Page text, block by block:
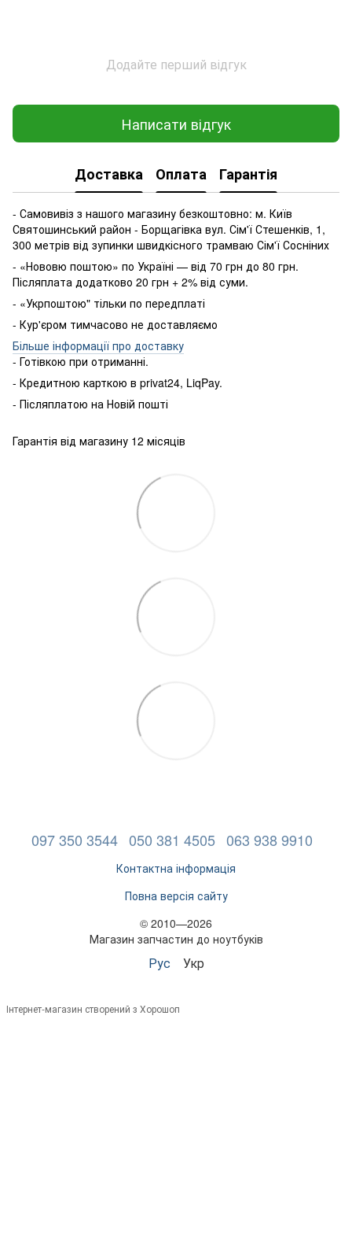
Додайте перший відгук
Написати відгук
Доставка Оплата Гарантія
- Самовивіз з нашого магазину безкоштовно: м. Київ
Святошинський район - Борщагівка вул. Сім'ї Стешенків, 1,
300 метрів від зупинки швидкісного трамваю Сім'ї Сосніних
- «Нововю поштою» по Україні — від 70 грн до 80 грн.
Післяплата додатково 20 грн + 2% від суми.
- «Укрпоштою" тільки по передплаті
- Кур'єром тимчасово не доставляємо
Більше інформації про доставку
- Готівкою при отриманні.
- Кредитною карткою в privat24, LiqPay.
- Післяплатою на Новій пошті
Гарантія від магазину 12 місяців
097 350 3544 050 381 4505 063 938 9910
Контактна інформація
Повна версія сайту
© 2010—2026
Магазин запчастин до ноутбуків
Рус Укр
Інтернет-магазин створений з Хорошоп